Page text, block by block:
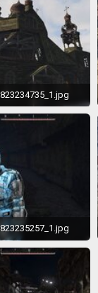
294.3 KB · Просмотры: 265